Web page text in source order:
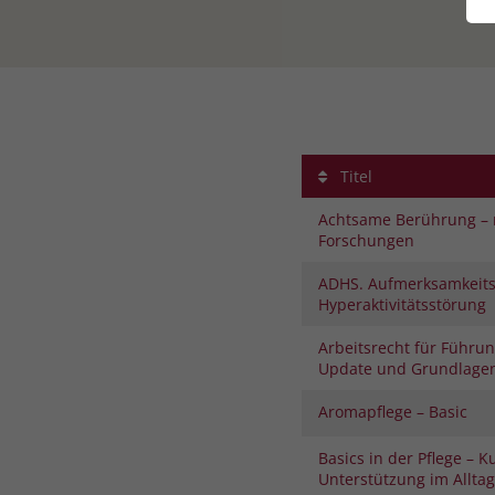
Titel
Achtsame Berührung –
Forschungen
ADHS.
Hyperaktivitätsstörung
Arbeitsrecht für
Update und
Aromapflege – Basic
Basics in der Pflege –
Unterstützung im Alltag